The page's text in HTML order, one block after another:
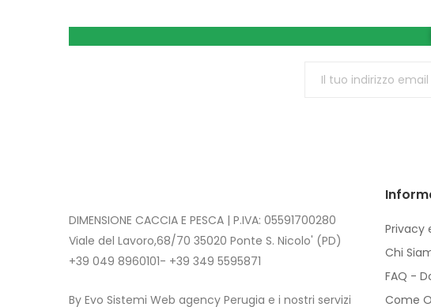
DIMENSIONE CACCIA E PESCA | P.IVA: 05591700280
Viale del Lavoro,68/70 35020 Ponte S. Nicolo' (PD)
+39 049 8960101- +39 349 5595871
By Evo Sistemi Web agency Perugia e i nostri servizi
Privacy
Chi
FAQ -
Come